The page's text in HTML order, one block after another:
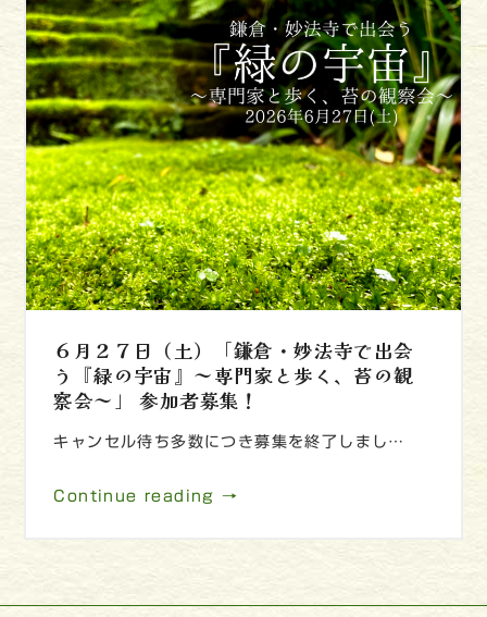
６月２７日（土）「鎌倉・妙法寺で出会
う『緑の宇宙』～専門家と歩く、苔の観
察会～」 参加者募集！
キャンセル待ち多数につき募集を終了しまし…
Continue reading →